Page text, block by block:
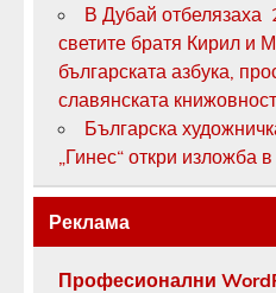
В Дубай отбелязаха
светите братя Кирил и
българската азбука,
славянската книжовност
Българска
„Гинес“ откри изложба
Реклама
Професионални